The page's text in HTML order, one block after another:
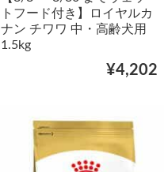
トフード付き】ロイヤルカ
ナン チワワ 中・高齢犬用
1.5kg
¥4,202